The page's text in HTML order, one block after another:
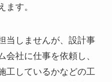
ます。
当しませんが、設計事
会社に仕事を依頼し、
工しているかなどの工